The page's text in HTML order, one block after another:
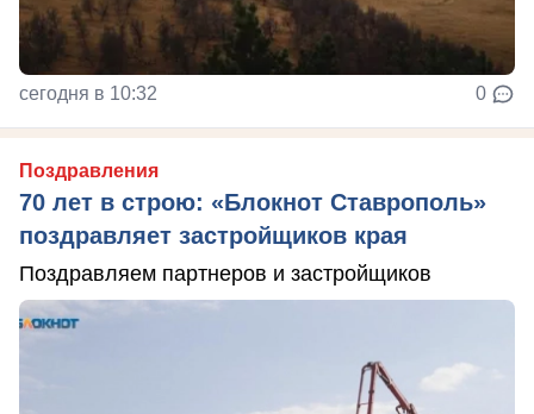
сегодня в 10:32 0
Поздравления
70 лет в строю: «Блокнот Ставрополь»
поздравляет застройщиков края
Поздравляем партнеров и застройщиков